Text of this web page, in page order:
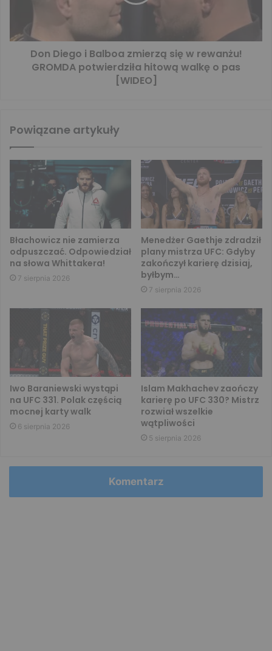
Don Diego i Balboa zmierzą się w rewanżu!
GROMDA potwierdziła hitową walkę o pas
[WIDEO]
Powiązane artykuły
Błachowicz nie zamierza
odpuszczać. Odpowiedział
na słowa Whittakera!
7 sierpnia 2026
Menedżer Gaethje zdradził
plany mistrza UFC: Gdyby
zakończył karierę dzisiaj,
byłbym…
7 sierpnia 2026
Iwo Baraniewski wystąpi
na UFC 331. Polak częścią
mocnej karty walk
6 sierpnia 2026
Islam Makhachev zaończy
karierę po UFC 330? Mistrz
rozwiał wszelkie
wątpliwości
5 sierpnia 2026
Komentarz